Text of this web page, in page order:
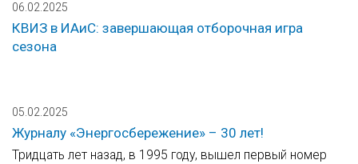
06.02.2025
КВИЗ в ИАиС: завершающая отборочная игра
сезона
05.02.2025
Журналу «Энергосбережение» – 30 лет!
Тридцать лет назад, в 1995 году, вышел первый номер